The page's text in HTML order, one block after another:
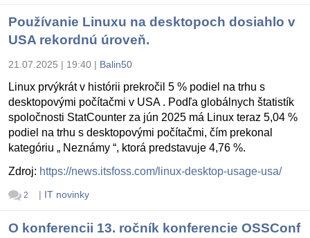
Používanie Linuxu na desktopoch dosiahlo v
USA rekordnú úroveň.
21.07.2025 | 19:40 | Balin50
Linux prvýkrát v histórii prekročil 5 % podiel na trhu s
desktopovými počítačmi v USA . Podľa globálnych štatistík
spoločnosti StatCounter za jún 2025 má Linux teraz 5,04 %
podiel na trhu s desktopovými počítačmi, čím prekonal
kategóriu „ Neznámy “, ktorá predstavuje 4,76 %.
Zdroj: https://news.itsfoss.com/linux-desktop-usage-usa/
2 | IT novinky
O konferencii 13. ročník konferencie OSSConf